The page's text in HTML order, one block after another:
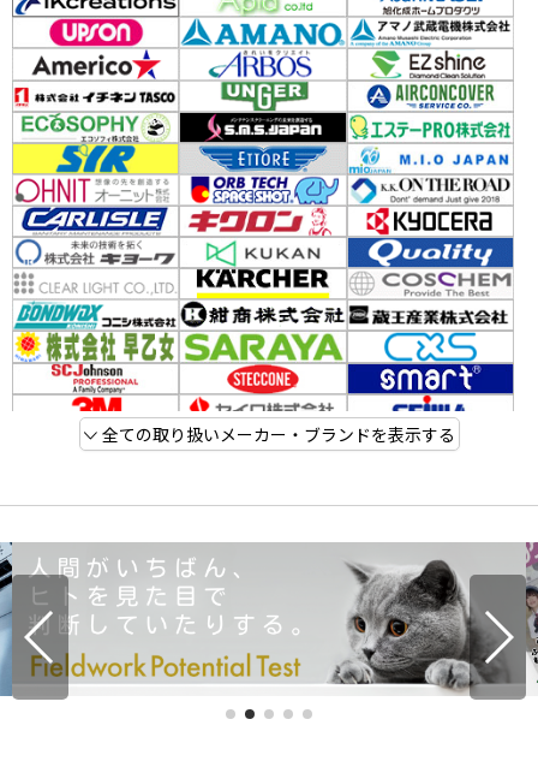
全ての取り扱いメーカー・ブランドを表示する